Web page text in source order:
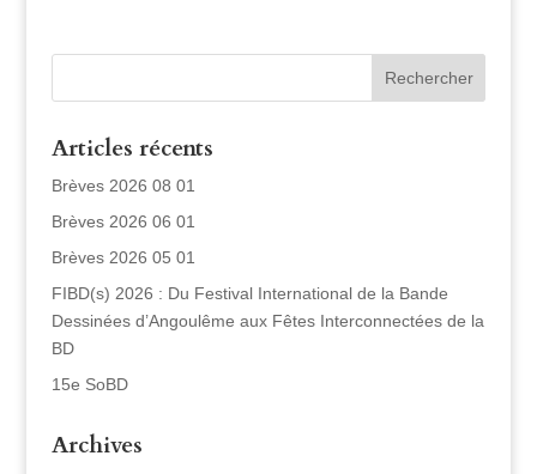
Articles récents
Brèves 2026 08 01
Brèves 2026 06 01
Brèves 2026 05 01
FIBD(s) 2026 : Du Festival International de la Bande
Dessinées d’Angoulême aux Fêtes Interconnectées de la
BD
15e SoBD
Archives